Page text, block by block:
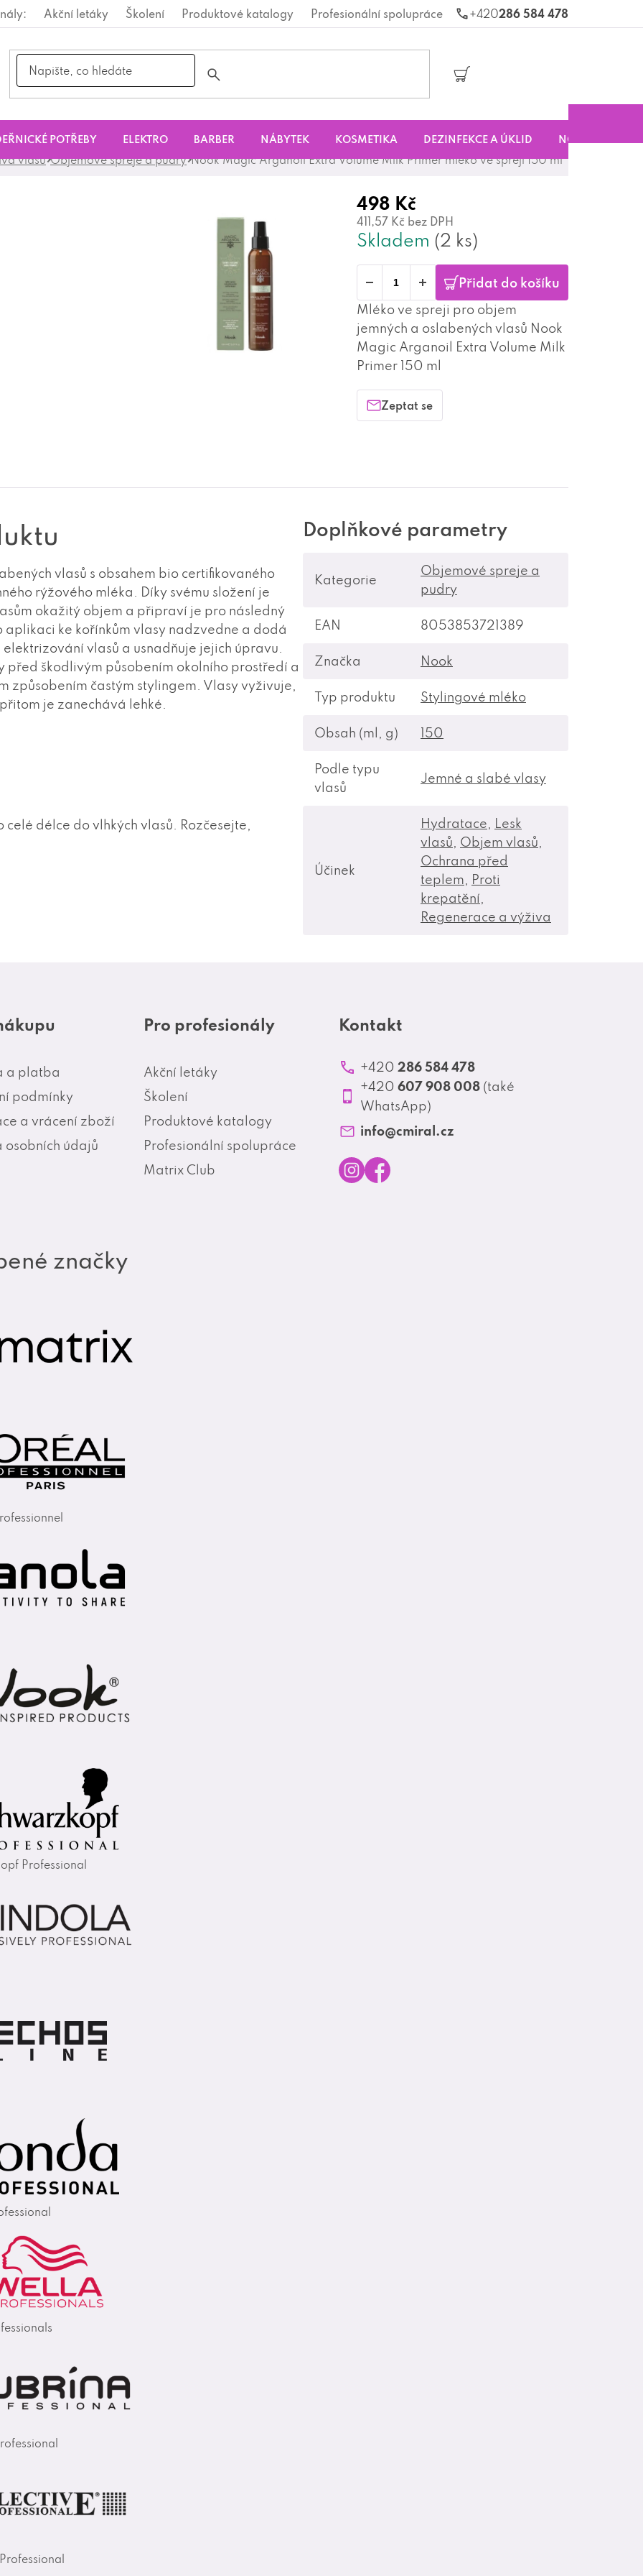
286 584 478
Akční letáky Školení Produktové katalogy Profesionální spolupráce
Nákupní
POTŘEBY ELEKTRO BARBER NÁBYTEK KOSMETIKA DEZINFEKCE A ÚKLID NOVINKY
vlasů Objemové spreje a pudry Nook Magic Arganoil Extra Volume Milk Primer mléko ve spreji 150 ml
498 Kč
411,57 Kč bez DPH
Skladem (2 ks)
Přidat do košíku
Mléko ve spreji pro objem
jemných a oslabených vlasů Nook
Magic Arganoil Extra Volume Milk
Primer 150 ml
Zeptat se
vlasů s obsahem bio certifikovaného
rýžového mléka. Díky svému složení je
okažitý objem a připraví je pro následný
ke kořínkům vlasy nadzvedne a dodá
vlasů a usnadňuje jejich úpravu.
před škodlivým působením okolního prostředí a
způsobením častým stylingem. Vlasy vyživuje,
je zanechává lehké.
délce do vlhkých vlasů. Rozčesejte,
Doplňkové parametry
Kategorie
Objemové spreje a
pudry
EAN 8053853721389
Značka Nook
Typ produktu Stylingové mléko
Obsah (ml, g) 150
Podle typu
vlasů
Jemné a slabé vlasy
Účinek
Hydratace, Lesk
vlasů, Objem vlasů,
Ochrana před
teplem, Proti
krepatění,
Regenerace a výživa
a platba
podmínky
a vrácení zboží
osobních údajů
Pro profesionály
Akční letáky
Školení
Produktové katalogy
Profesionální spolupráce
Matrix Club
Kontakt
+420 286 584 478
+420 607 908 008 (také
WhatsApp)
info@cmiral.cz
značky
Professional